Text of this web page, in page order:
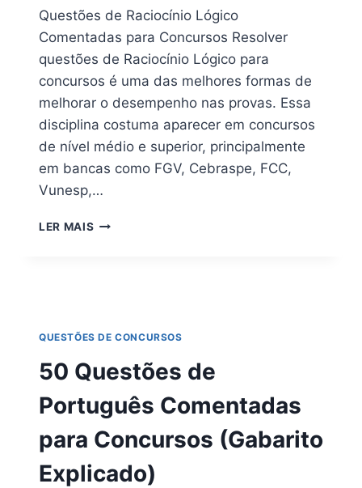
Questões de Raciocínio Lógico
Comentadas para Concursos Resolver
questões de Raciocínio Lógico para
concursos é uma das melhores formas de
melhorar o desempenho nas provas. Essa
disciplina costuma aparecer em concursos
de nível médio e superior, principalmente
em bancas como FGV, Cebraspe, FCC,
Vunesp,…
LER MAIS 20
CONCURSOS
GABARITO
QUESTÕES DE CONCURSOS
50 Questões de
Português Comentadas
para Concursos (Gabarito
Explicado)